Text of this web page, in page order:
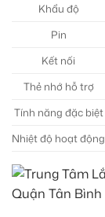
Khẩu độ
Pin
Kết nối
Thẻ nhớ hỗ trợ
Tính năng đặc biệt
Nhiệt độ hoạt động